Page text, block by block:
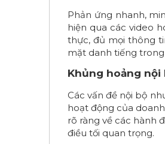
Phản ứng nhanh,
hiện qua các video
thực, đủ mọi thông
mặt danh tiếng
Khủng hoảng nội
Các vấn đề nội bộ
hoạt động của
rõ ràng về các hành
điều tối quan trọng.